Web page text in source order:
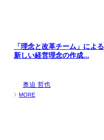
「理念と改革チーム」による
新しい経営理念の作成...
奥迫 哲也
MORE